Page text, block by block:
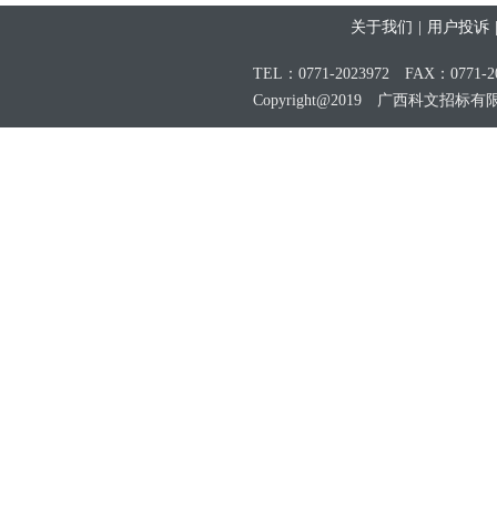
关于我们 用户投诉
TEL：0771-2023972 FAX：0771-
Copyright@2019 广西科文招标